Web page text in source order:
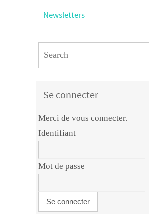
Newsletters
Se connecter
Merci de vous connecter.
Identifiant
Mot de passe